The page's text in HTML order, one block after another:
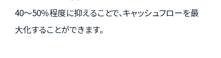
40～50％程度に抑えることで、キャッシュフローを最
大化することができます。